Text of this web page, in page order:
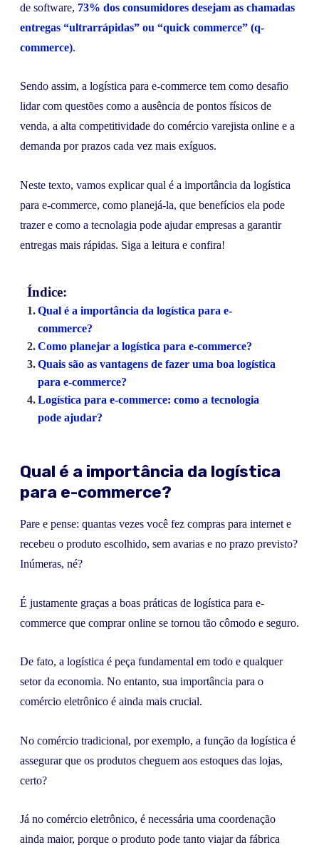
de software, 73% dos consumidores desejam as chamadas
entregas “ultrarrápidas” ou “quick commerce” (q-
commerce).
Sendo assim, a logística para e-commerce tem como desafio
lidar com questões como a ausência de pontos físicos de
venda, a alta competitividade do comércio varejista online e a
demanda por prazos cada vez mais exíguos.
Neste texto, vamos explicar qual é a importância da logística
para e-commerce, como planejá-la, que benefícios ela pode
trazer e como a tecnolagia pode ajudar empresas a garantir
entregas mais rápidas. Siga a leitura e confira!
Índice:
Qual é a importância da logística para e-
commerce?
Como planejar a logística para e-commerce?
Quais são as vantagens de fazer uma boa logística
para e-commerce?
Logística para e-commerce: como a tecnologia
pode ajudar?
Qual é a importância da logística
para e-commerce?
Pare e pense: quantas vezes você fez compras para internet e
recebeu o produto escolhido, sem avarias e no prazo previsto?
Inúmeras, né?
É justamente graças a boas práticas de logística para e-
commerce que comprar online se tornou tão cômodo e seguro.
De fato, a logística é peça fundamental em todo e qualquer
setor da economia. No entanto, sua importância para o
comércio eletrônico é ainda mais crucial.
No comércio tradicional, por exemplo, a função da logística é
assegurar que os produtos cheguem aos estoques das lojas,
certo?
Já no comércio eletrônico, é necessária uma coordenação
ainda maior, porque o produto pode tanto viajar da fábrica